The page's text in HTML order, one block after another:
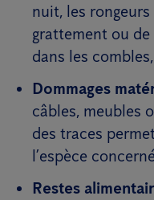
nuit, les
grattement ou
dans les
Dommages
câbles, meubles
des traces
l’espèce
Restes